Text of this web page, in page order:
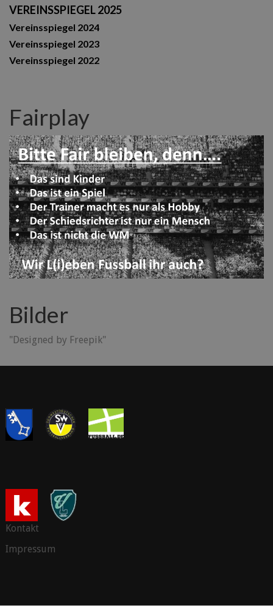
VEREINSSPIEGEL 2025
Vereinsspiegel 2024
Vereinsspiegel 2023
Vereinsspiegel 2022
Fairplay
Bilder
"Designed by Freepik"
Kontakt
Impressum